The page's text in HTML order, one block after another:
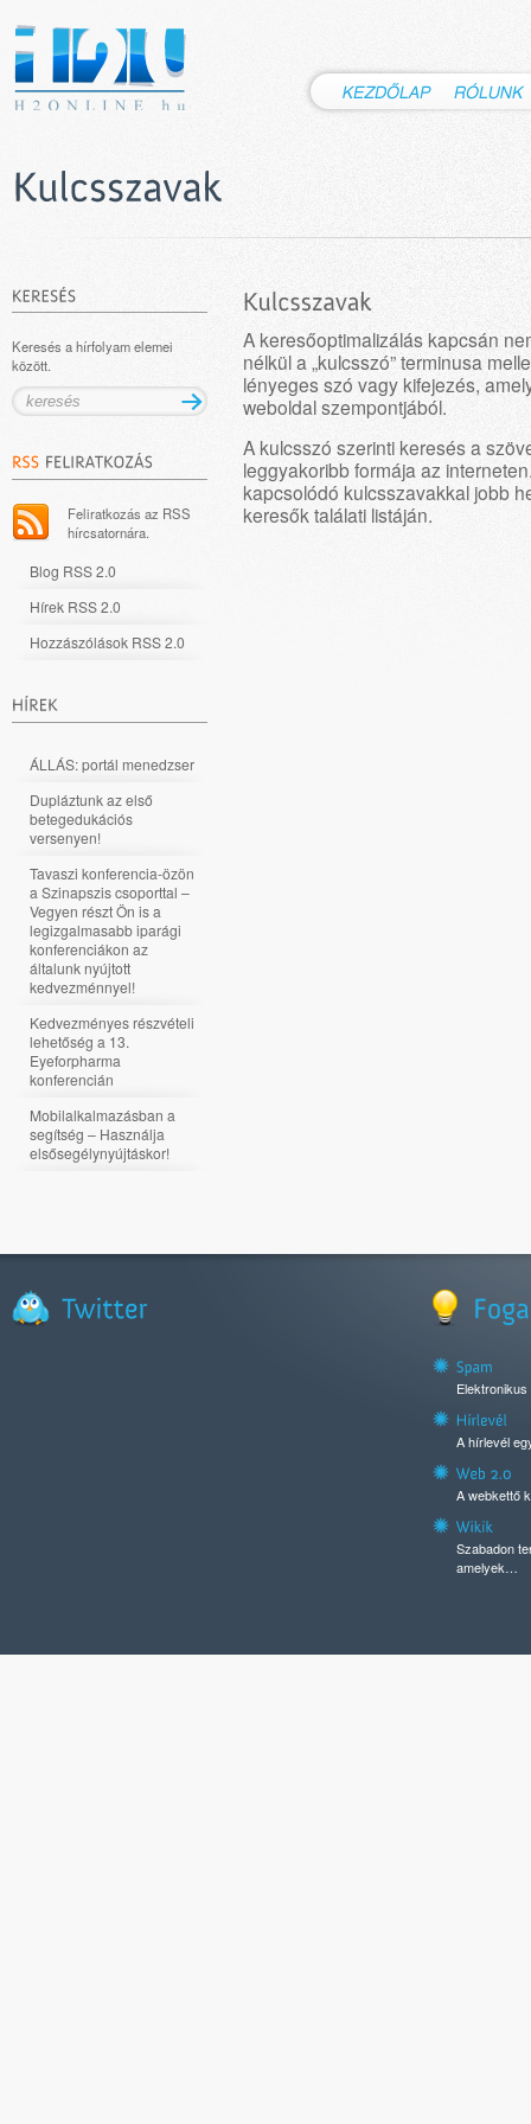
Keresés a hírfolyam elemei
között.
Feliratkozás az RSS
hírcsatornára.
Blog RSS 2.0
Hírek RSS 2.0
Hozzászólások RSS 2.0
ÁLLÁS: portál menedzser
Dupláztunk az első
betegedukációs
versenyen!
Tavaszi konferencia-özön
a Szinapszis csoporttal –
Vegyen részt Ön is a
legizgalmasabb iparági
konferenciákon az
általunk nyújtott
kedvezménnyel!
Kedvezményes részvételi
lehetőség a 13.
Eyeforpharma
konferencián
Mobilalkalmazásban a
segítség – Használja
elsősegélynyújtáskor!
A keresőoptimalizálás kapcsán
nélkül a „kulcsszó” terminusa
lényeges szó vagy kifejezés,
weboldal szempontjából.
A kulcsszó szerinti keresés a
leggyakoribb formája az
kapcsolódó kulcsszavakkal jobb
keresők találati listáján.
A hírlevél
A webkettő
Szabadon
amelyek…